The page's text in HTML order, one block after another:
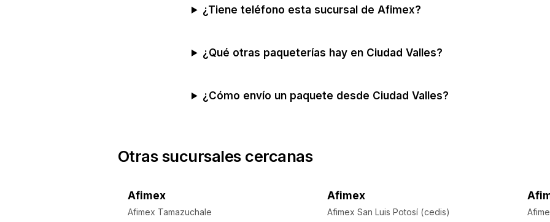
¿Tiene teléfono esta sucursal de Afimex?
¿Qué otras paqueterías hay en Ciudad Valles?
¿Cómo envío un paquete desde Ciudad Valles?
Otras sucursales cercanas
Afimex
Afimex Tamazuchale
Afimex
Afimex San Luis Potosí (cedis)